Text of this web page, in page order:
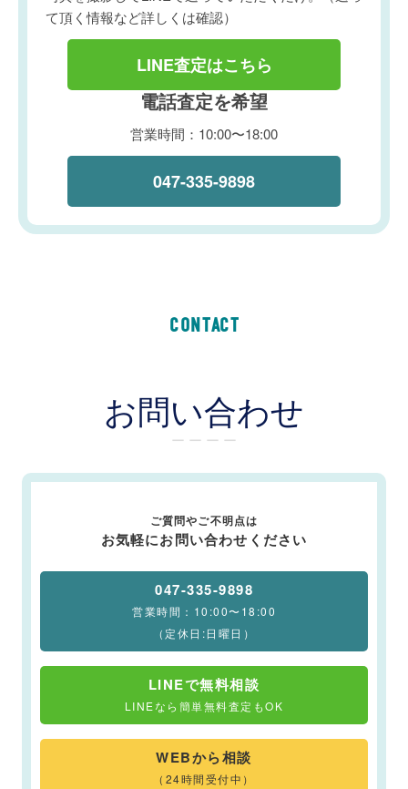
て頂く情報など詳しくは確認）
LINE査定はこちら
電話査定を希望
営業時間：10:00〜18:00
047-335-9898
CONTACT
お問い合わせ
ー ー ー ー
ご質問やご不明点は
お気軽にお問い合わせください
047-335-9898
営業時間：10:00〜18:00
（定休日:日曜日）
LINEで無料相談
LINEなら簡単無料査定もOK
WEBから相談
（24時間受付中）